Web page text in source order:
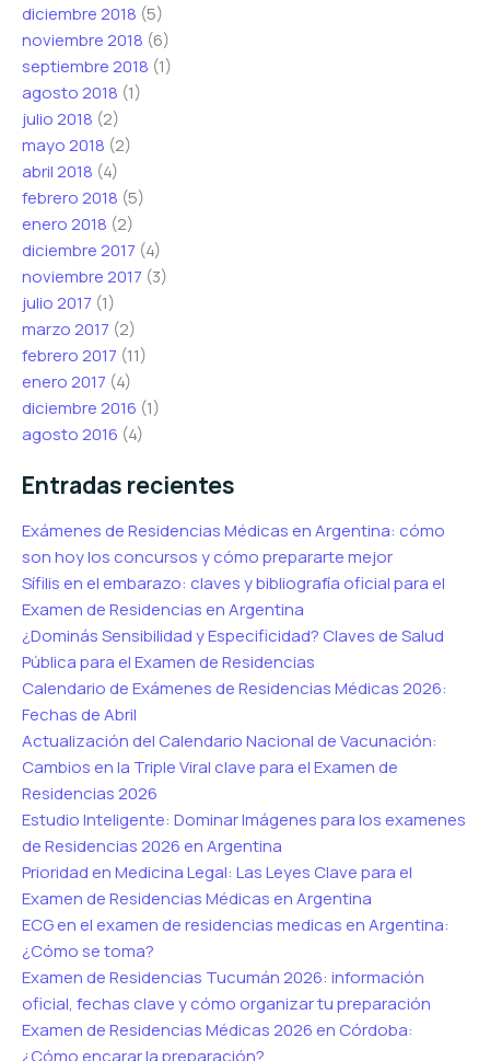
diciembre 2018 (5)
noviembre 2018 (6)
septiembre 2018 (1)
agosto 2018 (1)
julio 2018 (2)
mayo 2018 (2)
abril 2018 (4)
febrero 2018 (5)
enero 2018 (2)
diciembre 2017 (4)
noviembre 2017 (3)
julio 2017 (1)
marzo 2017 (2)
febrero 2017 (11)
enero 2017 (4)
diciembre 2016 (1)
agosto 2016 (4)
Entradas recientes
Exámenes de Residencias Médicas en Argentina: cómo
son hoy los concursos y cómo prepararte mejor
Sífilis en el embarazo: claves y bibliografía oficial para el
Examen de Residencias en Argentina
¿Dominás Sensibilidad y Especificidad? Claves de Salud
Pública para el Examen de Residencias
Calendario de Exámenes de Residencias Médicas 2026:
Fechas de Abril
Actualización del Calendario Nacional de Vacunación:
Cambios en la Triple Viral clave para el Examen de
Residencias 2026
Estudio Inteligente: Dominar Imágenes para los examenes
de Residencias 2026 en Argentina
Prioridad en Medicina Legal: Las Leyes Clave para el
Examen de Residencias Médicas en Argentina
ECG en el examen de residencias medicas en Argentina:
¿Cómo se toma?
Examen de Residencias Tucumán 2026: información
oficial, fechas clave y cómo organizar tu preparación
Examen de Residencias Médicas 2026 en Córdoba: